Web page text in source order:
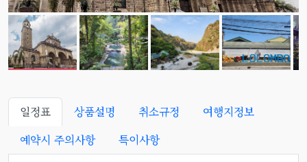
일정표 상품설명 취소규정
여행지정보
예약시 주의사항
특이사항